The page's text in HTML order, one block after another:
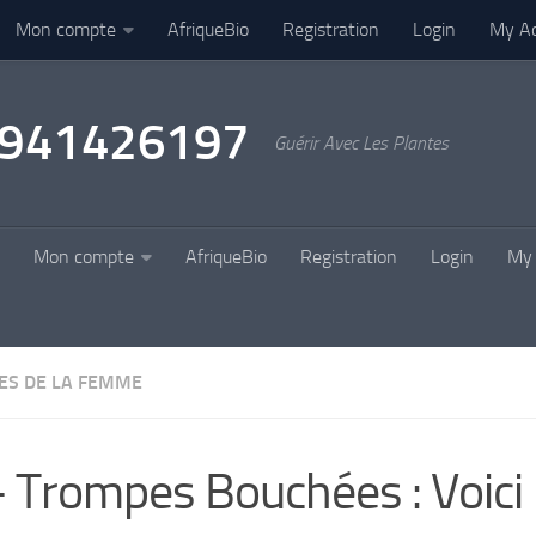
Mon compte AfriqueBio Registration Login My
Guérir Avec Les Plantes
Mon compte AfriqueBio Registration Login
DE LA FEMME
Bouchées : Voici